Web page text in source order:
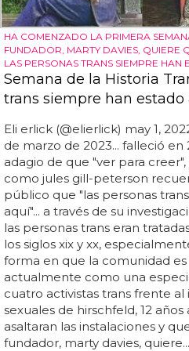
HA COMENZADO LA PRIMERA
FUNDADOR, MARTY DAVIES, QUIERE
LAS PERSONAS TRANS SIEMPRE HAN
Semana de la Historia
trans siempre han estado
Eli erlick (@elierlick) may 1,
de marzo de 2023... falleció en
adagio de que "ver para
como jules gill-peterson
público que "las personas
aquí"... a través de su
las personas trans eran
los siglos xix y xx,
forma en que la comunidad
actualmente como una
cuatro activistas trans frente
sexuales de hirschfeld, 12
asaltaran las instalaciones y
fundador, marty davies, quiere...